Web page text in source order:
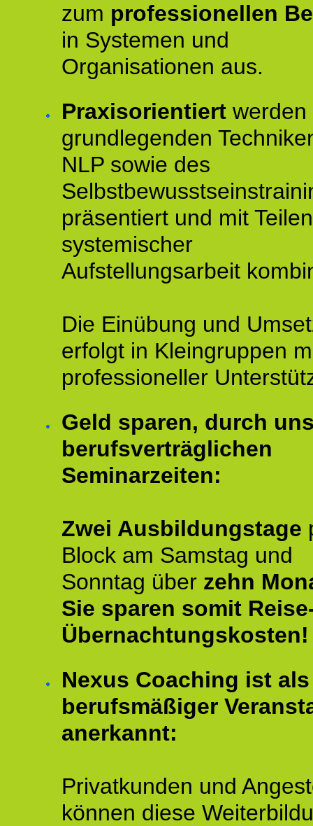
zum professionellen
in Systemen und
Organisationen aus.
Praxisorientiert werden
grundlegenden
NLP sowie des
präsentiert und mit Teilen
systemischer
Aufstellungsarbeit
Die Einübung und
erfolgt in Kleingruppen
professioneller
Geld sparen, durch
berufsverträglichen
Seminarzeiten:
Zwei Ausbildungstage
Block am Samstag und
Sonntag über zehn
Sie sparen somit
Übernachtungskosten!
Nexus Coaching ist als
berufsmäßiger
anerkannt:
Privatkunden und
können diese